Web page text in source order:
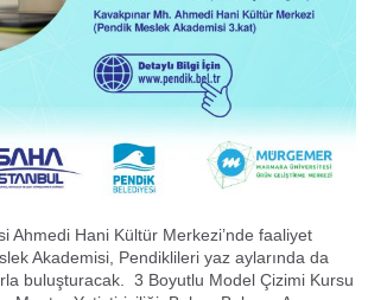
Ahmedi Hani Kültür Merkezi’nde faaliyet
Akademisi, Pendiklileri yaz aylarında da
buluşturacak. 3 Boyutlu Model Çizimi Kursu